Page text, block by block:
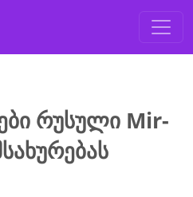
რუსული Mir-